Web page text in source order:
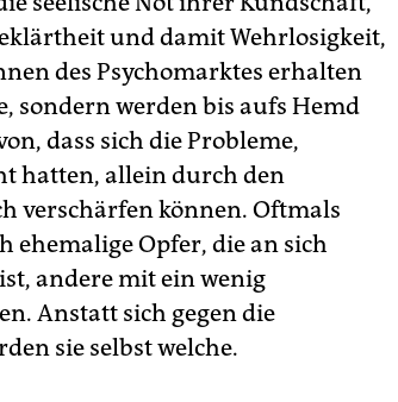
und damit Wehrlosigkeit,
des Psychomarktes erhalten
sondern werden bis aufs Hemd
dass sich die Probleme,
hatten, allein durch den
verschärfen können. Oftmals
ehemalige Opfer, die an sich
andere mit ein wenig
Anstatt sich gegen die
sie selbst welche.